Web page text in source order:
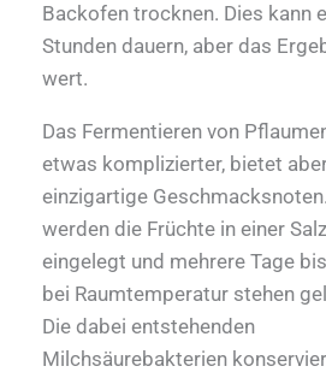
Backofen trocknen. Dies kann
Stunden dauern, aber das
wert.
Das Fermentieren von
etwas komplizierter, bietet
einzigartige
werden die Früchte in einer
eingelegt und mehrere Tage
bei Raumtemperatur stehen
Die dabei entstehenden
Milchsäurebakterien